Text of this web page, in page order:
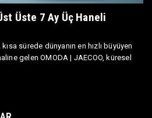
Üste 7 Ay Üç Haneli
sürede dünyanın en hızlı büyüyen
gelen OMODA | JAECOO, küresel